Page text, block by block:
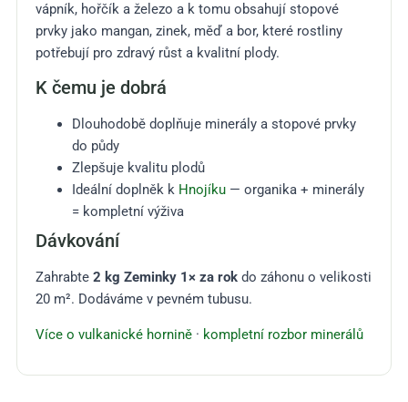
vápník, hořčík a železo a k tomu obsahují stopové
prvky jako mangan, zinek, měď a bor, které rostliny
potřebují pro zdravý růst a kvalitní plody.
K čemu je dobrá
Dlouhodobě doplňuje minerály a stopové prvky
do půdy
Zlepšuje kvalitu plodů
Ideální doplněk k Hnojíku — organika + minerály
= kompletní výživa
Dávkování
Zahrabte 2 kg Zeminky 1× za rok do záhonu o velikosti
20 m². Dodáváme v pevném tubusu.
Více o vulkanické hornině · kompletní rozbor minerálů